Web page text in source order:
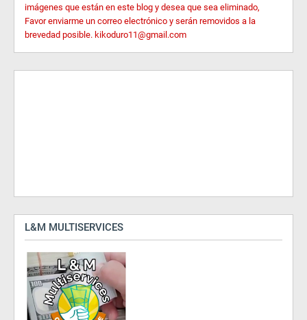
imágenes que están en este blog y desea que sea eliminado,
Favor enviarme un correo electrónico y serán removidos a la
brevedad posible. kikoduro11@gmail.com
L&M MULTISERVICES